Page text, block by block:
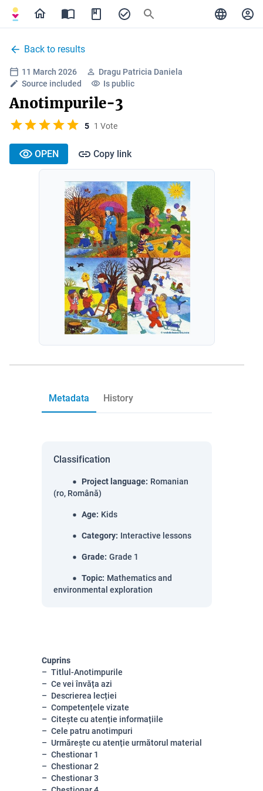
Back to results
11 March 2026
Dragu Patricia Daniela
Source included
Is public
Anotimpurile-3
5 1 Vote
OPEN Copy link
Metadata History
Classification
Project language: Romanian
(ro, Română)
Age: Kids
Category: Interactive lessons
Grade: Grade 1
Topic: Mathematics and
environmental exploration
Cuprins
Titlul-Anotimpurile
Ce vei învăța azi
Descrierea lecției
Competențele vizate
Citește cu atenție informațiile
Cele patru anotimpuri
Urmărește cu atenție următorul material
Chestionar 1
Chestionar 2
Chestionar 3